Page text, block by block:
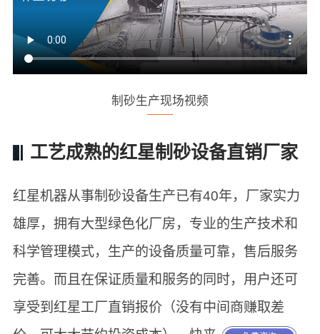
制砂生产现场视频
工艺成熟的红星制砂设备直销厂家
红星机器从事制砂设备生产已有40年，厂家实力
雄厚，拥有大型绿色化厂房，专业的生产技术和
科学管理模式，生产的设备质量可靠，售后服务
完善。而且在保证质量和服务的同时，用户还可
享受到红星工厂直销报价（没有中间商赚取差